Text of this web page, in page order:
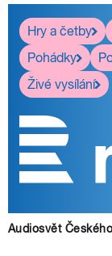
Hry a četby
Pohádky
Živé vysílání
Audiosvět